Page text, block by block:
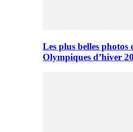
Les plus belles photos
Olympiques d’hiver